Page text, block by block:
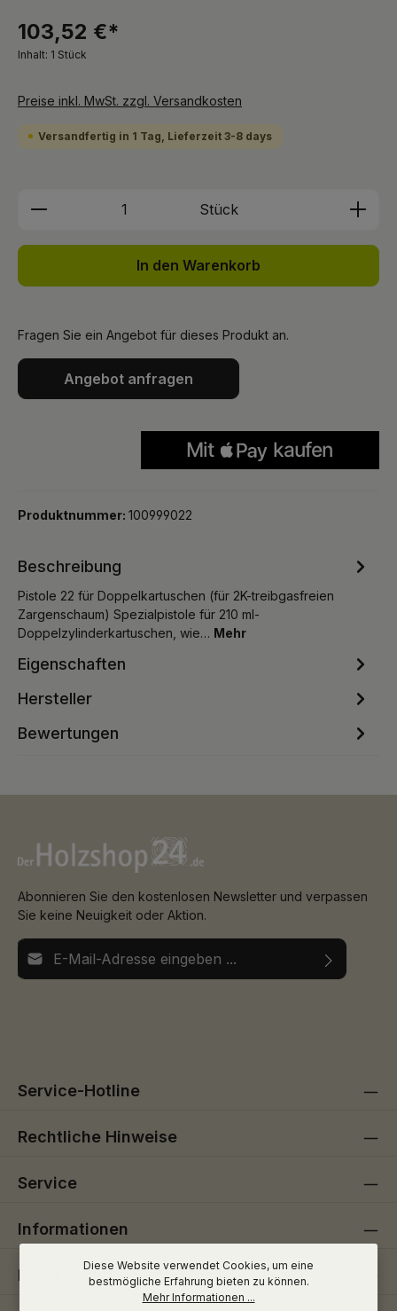
103,52 €*
Inhalt: 1 Stück
Preise inkl. MwSt. zzgl. Versandkosten
Versandfertig in 1 Tag, Lieferzeit 3-8 days
Produkt Anzahl: Gib den
Stück
In den Warenkorb
Fragen Sie ein Angebot für dieses Produkt an.
Angebot anfragen
Produktnummer: 100999022
Beschreibung
Pistole 22 für Doppelkartuschen (für 2K-treibgasfreien
Zargenschaum) Spezialpistole für 210 ml-
Doppelzylinderkartuschen, wie… Mehr
Eigenschaften
Hersteller
Bewertungen
Abonnieren Sie den kostenlosen Newsletter und verpassen
Sie keine Neuigkeit oder Aktion.
E-Mail-Adresse*
Service-Hotline
Rechtliche Hinweise
Service
Informationen
Folge uns
Diese Website verwendet Cookies, um eine
bestmögliche Erfahrung bieten zu können.
Mehr Informationen ...